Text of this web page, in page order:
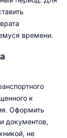
времени.
к
Оформить
документов,
не